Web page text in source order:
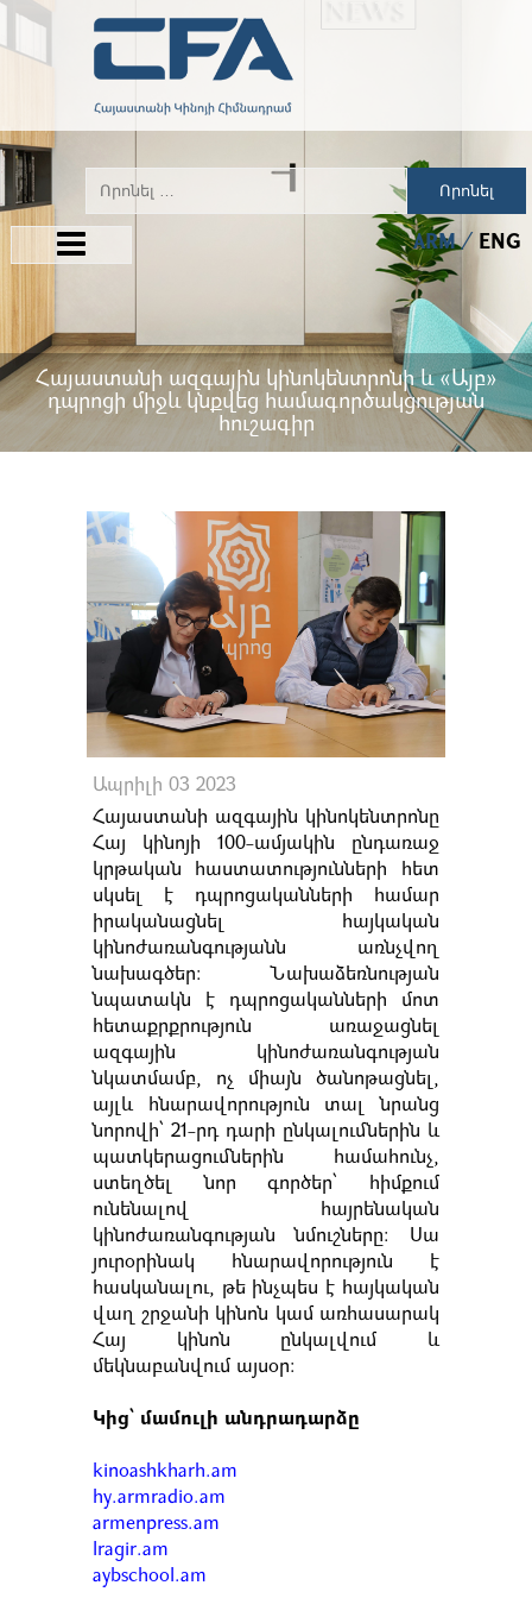
Որոնել
ARM ENG
Հայաստանի ազգային կինոկենտրոնի և «Այբ»
դպրոցի միջև կնքվեց համագործակցության
հուշագիր
Ապրիլի 03 2023
Հայաստանի ազգային կինոկենտրոնը
Հայ կինոյի 100-ամյակին ընդառաջ
կրթական հաստատությունների հետ
սկսել է դպրոցականների համար
իրականացնել հայկական
կինոժառանգությանն առնչվող
նախագծեր։ Նախաձեռնության
նպատակն է դպրոցականների մոտ
հետաքրքրություն առաջացնել
ազգային կինոժառանգության
նկատմամբ, ոչ միայն ծանոթացնել,
այլև հնարավորություն տալ նրանց
նորովի՝ 21-րդ դարի ընկալումներին և
պատկերացումներին համահունչ,
ստեղծել նոր գործեր՝ հիմքում
ունենալով հայրենական
կինոժառանգության նմուշները։ Սա
յուրօրինակ հնարավորություն է
հասկանալու, թե ինչպես է հայկական
վաղ շրջանի կինոն կամ առհասարակ
Հայ կինոն ընկալվում և
մեկնաբանվում այսօր։
Կից՝ մամուլի անդրադարձը
kinoashkharh.am
hy.armradio.am
armenpress.am
lragir.am
aybschool.am